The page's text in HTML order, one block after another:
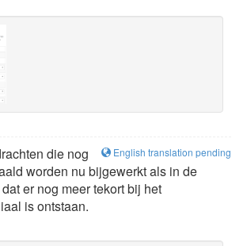
English translation pending
die nog
worden nu bijgewerkt als in de
er nog meer tekort bij het
is ontstaan.